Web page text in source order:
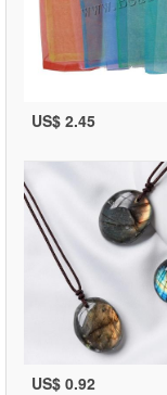
US$ 2.45
US$ 0.92